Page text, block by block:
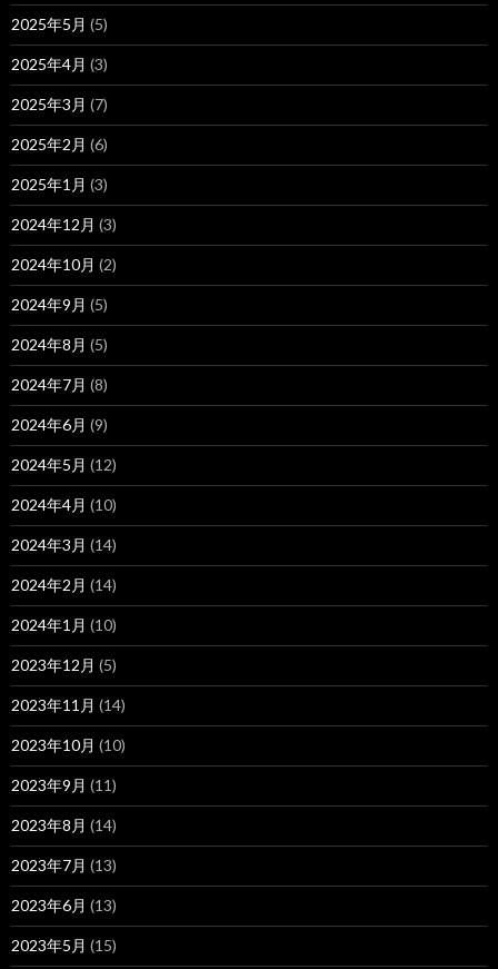
2025年5月 (5)
2025年4月 (3)
2025年3月 (7)
2025年2月 (6)
2025年1月 (3)
2024年12月 (3)
2024年10月 (2)
2024年9月 (5)
2024年8月 (5)
2024年7月 (8)
2024年6月 (9)
2024年5月 (12)
2024年4月 (10)
2024年3月 (14)
2024年2月 (14)
2024年1月 (10)
2023年12月 (5)
2023年11月 (14)
2023年10月 (10)
2023年9月 (11)
2023年8月 (14)
2023年7月 (13)
2023年6月 (13)
2023年5月 (15)